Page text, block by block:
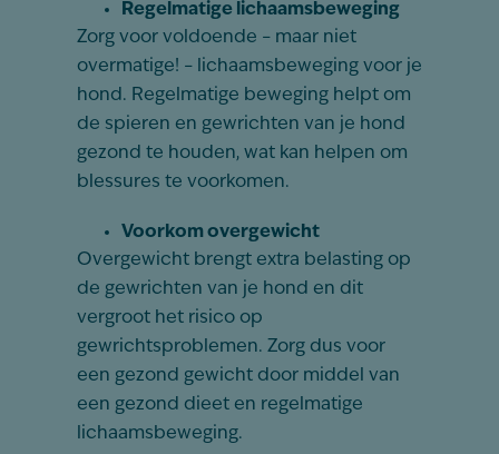
Regelmatige lichaamsbeweging
Zorg voor voldoende – maar niet
overmatige! – lichaamsbeweging voor je
hond. Regelmatige beweging helpt om
de spieren en gewrichten van je hond
gezond te houden, wat kan helpen om
blessures te voorkomen.
Voorkom overgewicht
Overgewicht brengt extra belasting op
de gewrichten van je hond en dit
vergroot het risico op
gewrichtsproblemen. Zorg dus voor
een gezond gewicht door middel van
een gezond dieet en regelmatige
lichaamsbeweging.